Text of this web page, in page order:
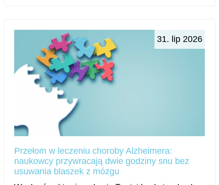
31. lip 2026
Przełom w leczeniu choroby Alzheimera:
naukowcy przywracają dwie godziny snu bez
usuwania blaszek z mózgu